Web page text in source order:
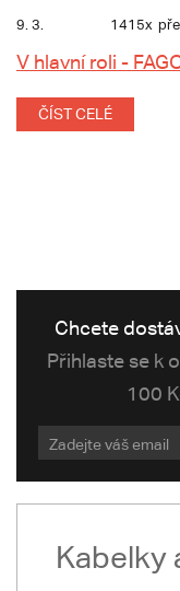
9. 3. 1415x
V hlavní roli -
ČÍST CELÉ
Chcete
Přihlaste se k
100
Kabelky